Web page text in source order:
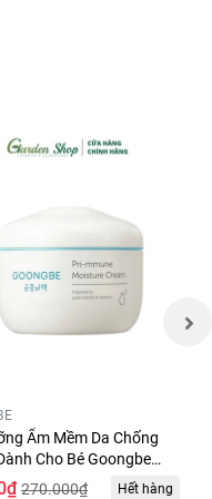
Ẩm Mềm Da Chống
Cho Bé Goongbe
Moisture Cream 180ml
270.000₫ Hết hàng